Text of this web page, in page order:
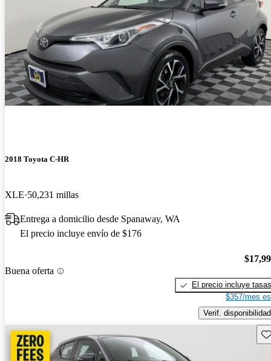
2018 Toyota C-HR
XLE 50,231 millas
Entrega a domicilio desde Spanaway, WA
El precio incluye envío de $176
Buena oferta
El precio incluye tasas
$357/mes
Verif. disponibilidad